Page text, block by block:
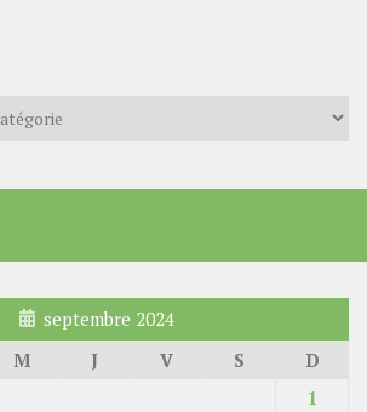
septembre 2024
M J V S
D
1